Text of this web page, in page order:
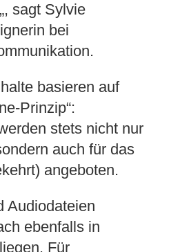
sagt Sylvie
bei
basieren auf
Prinzip“:
stets nicht nur
auch für das
angeboten.
Audiodateien
ebenfalls in
Für